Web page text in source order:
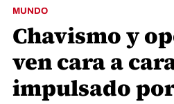
MUNDO
Chavismo y
ven cara a
impulsado por